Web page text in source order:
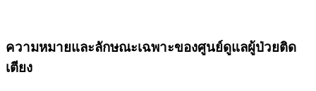
ความหมายและลักษณะเฉพาะของศูนย์ดูแลผู้ป่วยติด
เตียง